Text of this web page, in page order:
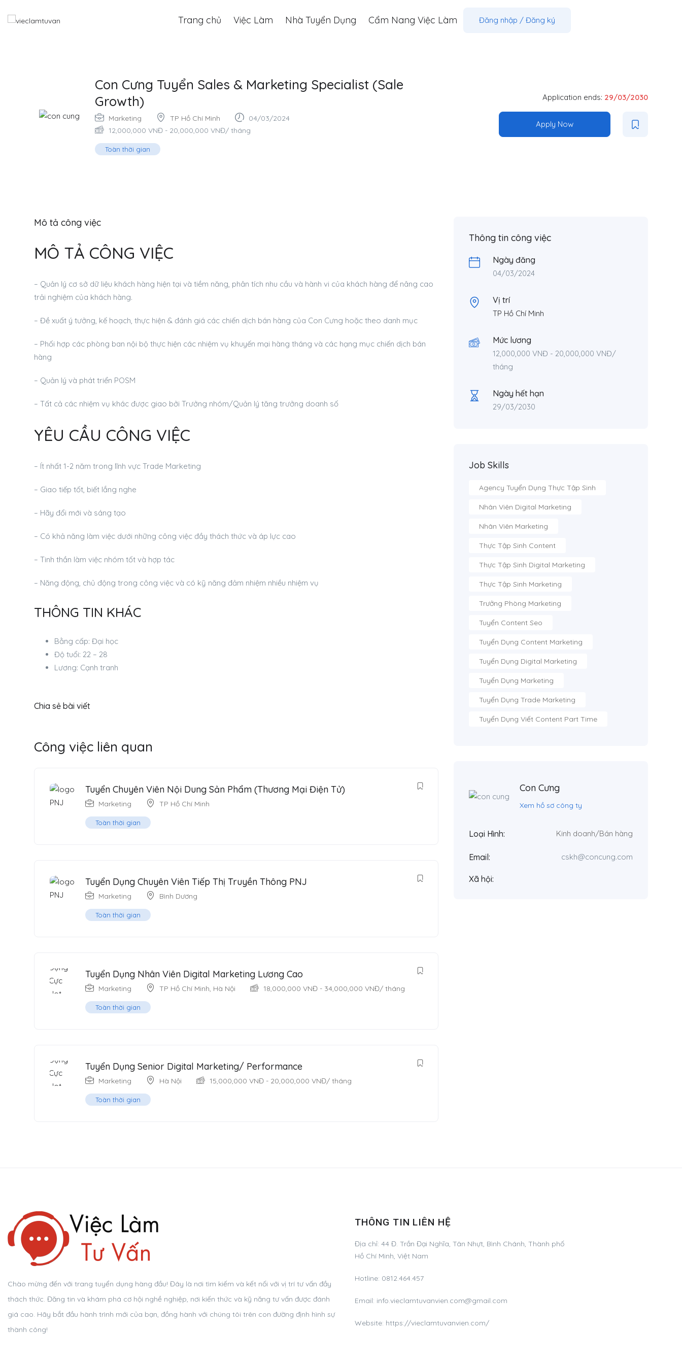
Trang chủ Việc Làm Nhà Tuyển Dụng Cẩm Nang Việc Làm Đăng nhập / Đăng ký
Con Cưng Tuyển Sales & Marketing Specialist (Sale
Growth)
Marketing TP Hồ Chí Minh
04/03/2024
12,000,000 VNĐ - 20,000,000 VNĐ/ tháng
Toàn thời gian
Application ends: 29/03/2030
Apply Now
Mô tả công việc
MÔ TẢ CÔNG VIỆC
– Quản lý cơ sở dữ liệu khách hàng hiện tại và tiềm năng, phân tích nhu cầu và hành vi của khách hàng để nâng cao
trải nghiệm của khách hàng.
– Đề xuất ý tưởng, kế hoạch, thực hiện & đánh giá các chiến dịch bán hàng của Con Cưng hoặc theo danh mục
– Phối hợp các phòng ban nội bộ thực hiện các nhiệm vụ khuyến mại hàng tháng và các hạng mục chiến dịch bán
hàng
– Quản lý và phát triển POSM
– Tất cả các nhiệm vụ khác được giao bởi Trưởng nhóm/Quản lý tăng trưởng doanh số
YÊU CẦU CÔNG VIỆC
– Ít nhất 1-2 năm trong lĩnh vực Trade Marketing
– Giao tiếp tốt, biết lắng nghe
– Hãy đổi mới và sáng tạo
– Có khả năng làm việc dưới những công việc đầy thách thức và áp lực cao
– Tinh thần làm việc nhóm tốt và hợp tác
– Năng động, chủ động trong công việc và có kỹ năng đảm nhiệm nhiều nhiệm vụ
THÔNG TIN KHÁC
Bằng cấp: Đại học
Độ tuổi: 22 – 28
Lương: Cạnh tranh
Chia sẻ bài viết
Công việc liên quan
Tuyển Chuyên Viên Nội Dung Sản Phẩm (Thương Mại Điện Tử)
Marketing TP Hồ Chí Minh
Toàn thời gian
Tuyển Dụng Chuyên Viên Tiếp Thị Truyền Thông PNJ
Marketing Bình Dương
Toàn thời gian
Tuyển Dụng Nhân Viên Digital Marketing Lương Cao
Marketing TP Hồ Chí Minh, Hà Nội 18,000,000 VNĐ - 34,000,000 VNĐ/ tháng
Toàn thời gian
Tuyển Dụng Senior Digital Marketing/ Performance
Marketing Hà Nội 15,000,000 VNĐ - 20,000,000 VNĐ/ tháng
Toàn thời gian
Thông tin công việc
Ngày đăng
04/03/2024
Vị trí
TP Hồ Chí Minh
Mức lương
12,000,000 VNĐ - 20,000,000 VNĐ/
tháng
Ngày hết hạn
29/03/2030
Job Skills
Agency Tuyển Dụng Thực Tập Sinh
Nhân Viên Digital Marketing
Nhân Viên Marketing
Thực Tập Sinh Content
Thực Tập Sinh Digital Marketing
Thực Tập Sinh Marketing
Trưởng Phòng Marketing
Tuyển Content Seo
Tuyển Dụng Content Marketing
Tuyển Dụng Digital Marketing
Tuyển Dụng Marketing
Tuyển Dụng Trade Marketing
Tuyển Dụng Viết Content Part Time
Con Cưng
Xem hồ sơ công ty
Loại Hình: Kinh doanh/Bán hàng
Email: cskh@concung.com
Xã hội:
Chào mừng đến với trang tuyển dụng hàng đầu! Đây là nơi tìm kiếm và kết nối với vị trí tư vấn đầy
thách thức. Đăng tin và khám phá cơ hội nghề nghiệp, nơi kiến thức và kỹ năng tư vấn được đánh
giá cao. Hãy bắt đầu hành trình mới của bạn, đồng hành với chúng tôi trên con đường định hình sự
thành công!
THÔNG TIN LIÊN HỆ
Địa chỉ: 44 Đ. Trần Đại Nghĩa, Tân Nhựt, Bình Chánh, Thành phố
Hồ Chí Minh, Việt Nam
Hotline: 0812.464.457
Email: info.vieclamtuvanvien.com@gmail.com
Website: https://vieclamtuvanvien.com/